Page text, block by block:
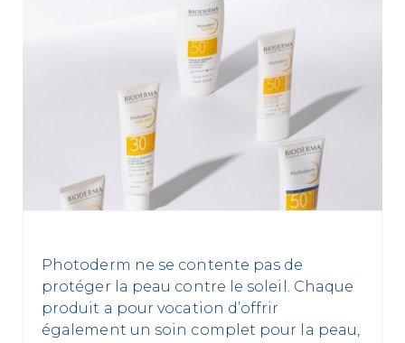
Photoderm ne se contente pas de
protéger la peau contre le soleil. Chaque
produit a pour vocation d’offrir
également un soin complet pour la peau,